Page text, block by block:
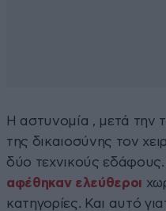
Η αστυνομία , μετά την
της δικαιοσύνης τον
δύο τεχνικούς
αφέθηκαν ελεύθεροι
κατηγορίες. Και αυτό